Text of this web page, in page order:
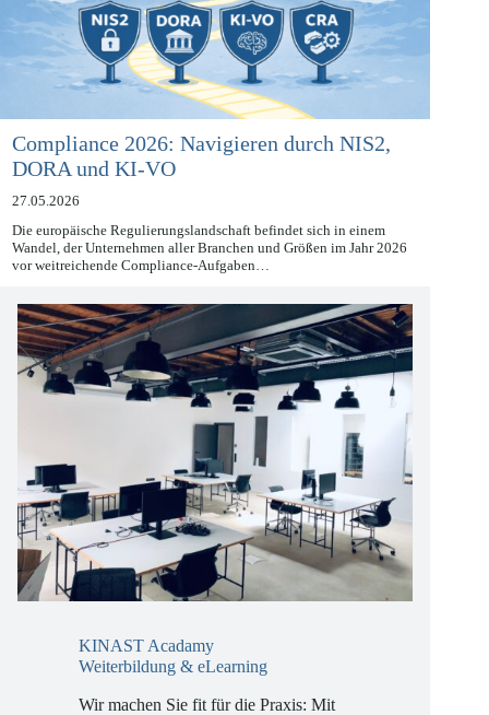
Compliance 2026: Navigieren durch NIS2,
DORA und KI-VO
27.05.2026
Die europäische Regulierungslandschaft befindet sich in einem
Wandel, der Unternehmen aller Branchen und Größen im Jahr 2026
KINAST Acadamy